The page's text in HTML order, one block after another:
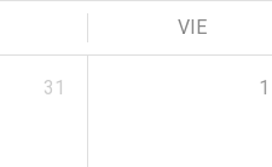
VIE
31 1